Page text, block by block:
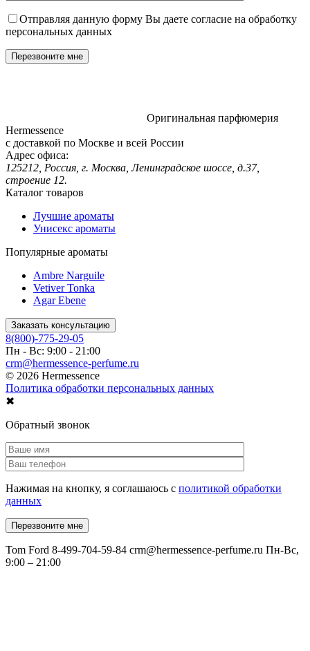
Отправляя данную форму Вы даете согласие на обработку
персональных данных
Оригинальная парфюмерия
Hermessence
с доставкой по Москве и всей России
Адрес офиса:
125212, Россия, г. Москва, Ленинградское шоссе, д.37,
строение 12.
Каталог товаров
Лучшие ароматы
Унисекс ароматы
Популярные ароматы
Ambre Narguile
Vetiver Tonka
Agar Ebene
Заказать консультацию
8(800)-775-29-05
Пн - Вс: 9:00 - 21:00
crm@hermessence-perfume.ru
© 2026 Hermessence
Политика обработки персональных данных
✖
Обратный звонок
Нажимая на кнопку, я соглашаюсь с политикой обработки
данных
Tom Ford 8-499-704-59-84 crm@hermessence-perfume.ru Пн-Вс,
9:00 – 21:00